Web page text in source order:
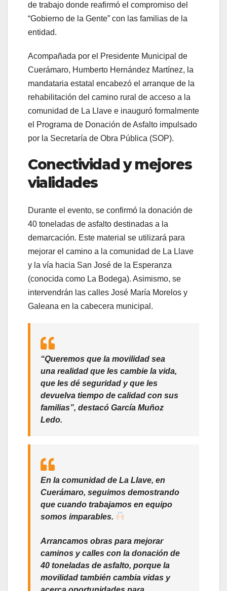
de trabajo donde reafirmó el compromiso del
“Gobierno de la Gente” con las familias de la
entidad.
Acompañada por el Presidente Municipal de
Cuerámaro, Humberto Hernández Martínez, la
mandataria estatal encabezó el arranque de la
rehabilitación del camino rural de acceso a la
comunidad de La Llave e inauguró formalmente
el Programa de Donación de Asfalto impulsado
por la Secretaría de Obra Pública (SOP).
Conectividad y mejores
vialidades
Durante el evento, se confirmó la donación de
40 toneladas de asfalto destinadas a la
demarcación. Este material se utilizará para
mejorar el camino a la comunidad de La Llave
y la vía hacia San José de la Esperanza
(conocida como La Bodega). Asimismo, se
intervendrán las calles José María Morelos y
Galeana en la cabecera municipal.
“Queremos que la movilidad sea
una realidad que les cambie la vida,
que les dé seguridad y que les
devuelva tiempo de calidad con sus
familias”, destacó García Muñoz
Ledo.
En la comunidad de La Llave, en
Cuerámaro, seguimos demostrando
que cuando trabajamos en equipo
somos imparables.
Arrancamos obras para mejorar
caminos y calles con la donación de
40 toneladas de asfalto, porque la
movilidad también cambia vidas y